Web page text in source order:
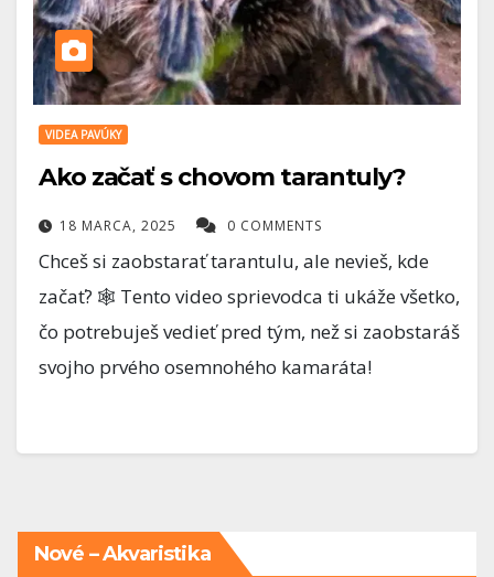
VIDEA PAVÚKY
Ako začať s chovom tarantuly?
18 MARCA, 2025 0 COMMENTS
Chceš si zaobstarať tarantulu, ale nevieš, kde
začať? 🕸️ Tento video sprievodca ti ukáže všetko,
čo potrebuješ vedieť pred tým, než si zaobstaráš
svojho prvého osemnohého kamaráta!
Nové – Akvaristika